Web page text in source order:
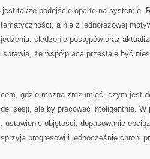
jest także podejście oparte na systemie.
a nie z jednorazowej
śledzenie postępów oraz
że współpraca przestaje być
gdzie można zrozumieć, czym jest
sesji, ale by pracować inteligentnie.
ustawienie objętości, dopasowanie
progresowi i jednocześnie chroni